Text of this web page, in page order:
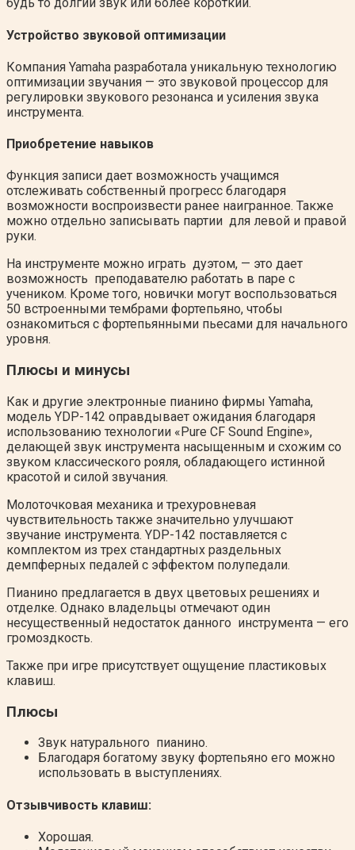
будь то долгий звук или более короткий.
Устройство звуковой оптимизации
Компания Yamaha разработала уникальную технологию
оптимизации звучания — это звуковой процессор для
регулировки звукового резонанса и усиления звука
инструмента.
Приобретение навыков
Функция записи дает возможность учащимся
отслеживать собственный прогресс благодаря
возможности воспроизвести ранее наигранное. Также
можно отдельно записывать партии для левой и правой
руки.
На инструменте можно играть дуэтом, — это дает
возможность преподавателю работать в паре с
учеником. Кроме того, новички могут воспользоваться
50 встроенными тембрами фортепьяно, чтобы
ознакомиться с фортепьянными пьесами для начального
уровня.
Плюсы и минусы
Как и другие электронные пианино фирмы Yamaha,
модель YDP-142 оправдывает ожидания благодаря
использованию технологии «Pure CF Sound Engine»,
делающей звук инструмента насыщенным и схожим со
звуком классического рояля, обладающего истинной
красотой и силой звучания.
Молоточковая механика и трехуровневая
чувствительность также значительно улучшают
звучание инструмента. YDP-142 поставляется с
комплектом из трех стандартных раздельных
демпферных педалей с эффектом полупедали.
Пианино предлагается в двух цветовых решениях и
отделке. Однако владельцы отмечают один
несущественный недостаток данного инструмента — его
громоздкость.
Также при игре присутствует ощущение пластиковых
клавиш.
Плюсы
Звук натурального пианино.
Благодаря богатому звуку фортепьяно его можно
использовать в выступлениях.
Отзывчивость клавиш:
Хорошая.